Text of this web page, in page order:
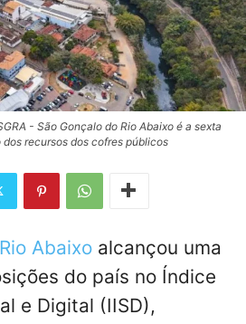
- São Gonçalo do Rio Abaixo é a sexta
recursos dos cofres públicos
Abaixo alcançou uma
do país no Índice
e Digital (IISD),